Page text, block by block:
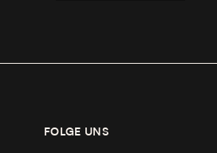
FOLGE UNS